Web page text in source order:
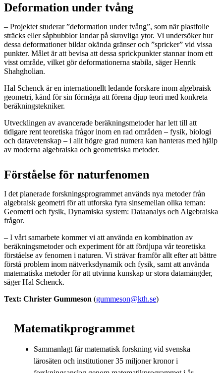
Deformation under tvång
– Projektet studerar ”deformation under tvång”, som när plastfolie
sträcks eller såpbubblor landar på skrovliga ytor. Vi undersöker hur
dessa deformationer bildar okända gränser och ”spricker” vid vissa
punkter. Målet är att bevisa att dessa sprickpunkter stannar inom ett
visst område, vilket gör deformationerna stabila, säger Henrik
Shahgholian.
Hal Schenck är en internationellt ledande forskare inom algebraisk
geometri, känd för sin förmåga att förena djup teori med konkreta
beräkningstekniker.
Utvecklingen av avancerade beräkningsmetoder har lett till att
tidigare rent teoretiska frågor inom en rad områden – fysik, biologi
och datavetenskap – i allt högre grad numera kan hanteras med hjälp
av moderna algebraiska och geometriska metoder.
Förståelse för naturfenomen
I det planerade forskningsprogrammet används nya metoder från
algebraisk geometri för att utforska fyra sinsemellan olika teman:
Geometri och fysik, Dynamiska system: Dataanalys och Algebraiska
frågor.
– I vårt samarbete kommer vi att använda en kombination av
beräkningsmetoder och experiment för att fördjupa vår teoretiska
förståelse av fenomen i naturen. Vi strävar framför allt efter att bättre
förstå problem inom nätverksdynamik och fysik, samt att använda
matematiska metoder för att utvinna kunskap ur stora datamängder,
säger Hal Schenck.
Text: Christer Gummeson (gummeson@kth.se)
Matematikprogrammet
Sammanlagt får matematisk forskning vid svenska
lärosäten och institutioner 35 miljoner kronor i